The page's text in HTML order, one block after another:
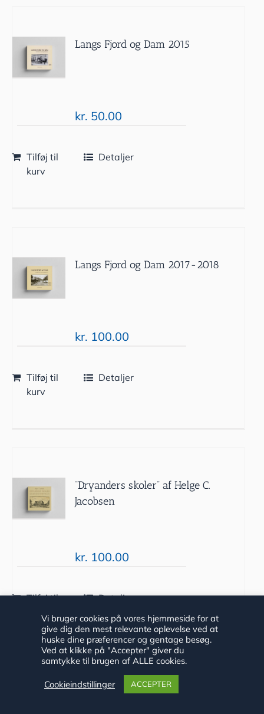
Langs Fjord og Dam 2015
kr. 50.00
Tilføj til
kurv
Detaljer
Langs Fjord og Dam 2017-2018
kr. 100.00
Tilføj til
kurv
Detaljer
“Dryanders skoler” af Helge C.
Jacobsen
kr. 100.00
Tilføj til
Detaljer
Vi bruger cookies på vores hjemmeside for at
give dig den mest relevante oplevelse ved at
huske dine præferencer og gentage besøg.
Ved at klikke på "Accepter" giver du
samtykke til brugen af ALLE cookies.
Cookieindstillinger ACCEPTER